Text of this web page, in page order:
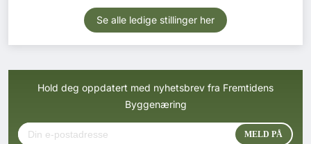
Se alle ledige stillinger her
Hold deg oppdatert med nyhetsbrev fra Fremtidens
Byggenæring